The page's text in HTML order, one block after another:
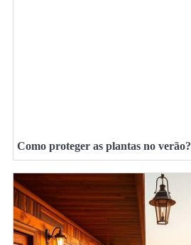
Como proteger as plantas no verão?